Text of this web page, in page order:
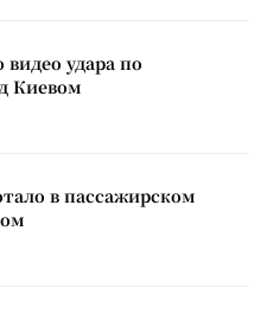
удара по
Киевом
в пассажирском